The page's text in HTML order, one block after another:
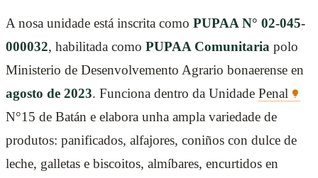
A nosa unidade está inscrita como PUPAA N° 02-045-
000032, habilitada como PUPAA Comunitaria polo
Ministerio de Desenvolvemento Agrario bonaerense en
agosto de 2023. Funciona dentro da Unidade Penal
N°15 de Batán e elabora unha ampla variedade de
produtos: panificados, alfajores, coniños con dulce de
leche, galletas e biscoitos, almíbares, encurtidos en